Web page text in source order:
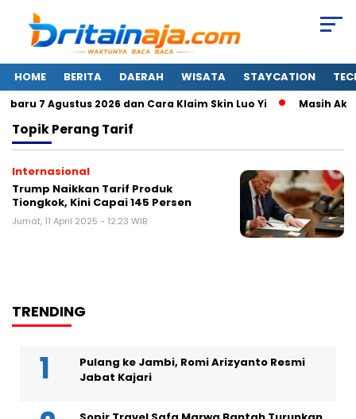
HOME BERITA DAERAH WISATA STAYCATION
7 Agustus 2026 dan Cara Klaim Skin Luo Yi Masih
TopikPerang Tarif
Internasional
Trump Naikkan Tarif Produk
Tiongkok, Kini Capai 145 Persen
Jumat, 11 April 2025 - 12:23 WIB
TRENDING
Pulang ke Jambi, Romi Arizyanto Resmi
Jabat Kajari